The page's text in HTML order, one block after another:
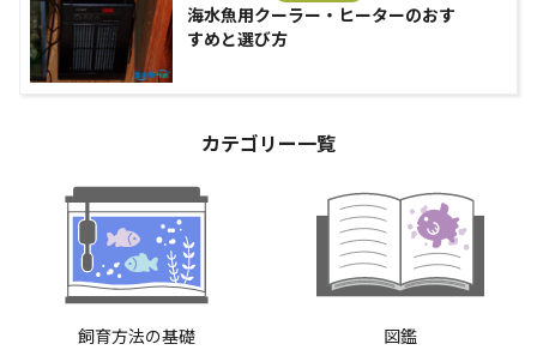
海水魚用クーラー・ヒーターのおす
すめと選び方
カテゴリー一覧
飼育方法の基礎 図鑑